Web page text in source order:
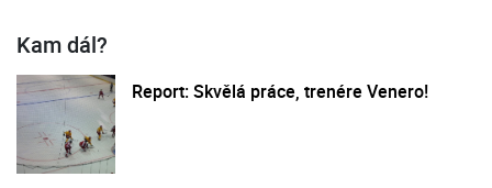
Kam dál?
Report: Skvělá práce, trenére Venero!